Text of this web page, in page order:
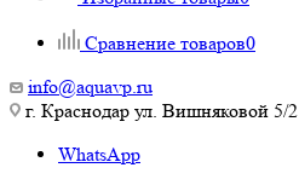
Сравнение товаров0
info@aquavp.ru
г. Краснодар ул. Вишняковой 5/2
WhatsApp